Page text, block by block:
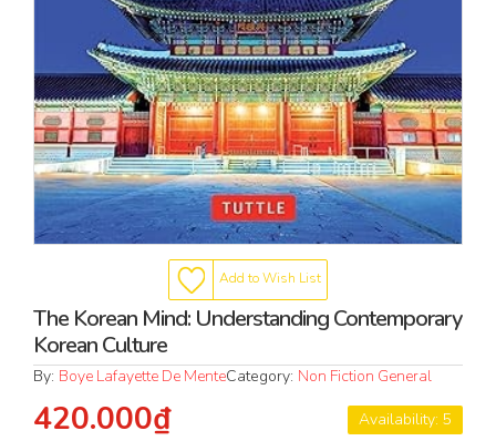
Add to Wish List
The Korean Mind: Understanding Contemporary
Korean Culture
By: Boye Lafayette De MenteCategory: Non Fiction General
Availability: 5
420.000₫